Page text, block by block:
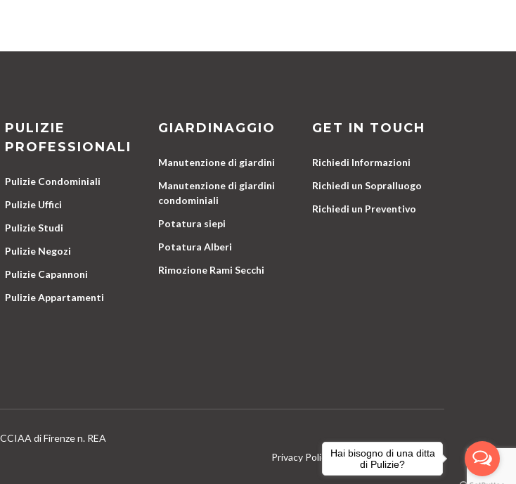
PULIZIE
PROFESSIONALI
Pulizie Condominiali
Pulizie Uffici
Pulizie Studi
Pulizie Negozi
Pulizie Capannoni
Pulizie Appartamenti
GIARDINAGGIO
Manutenzione di giardini
Manutenzione di giardini
condominiali
Potatura siepi
Potatura Alberi
Rimozione Rami Secchi
GET IN TOUCH
Richiedi Informazioni
Richiedi un Sopralluogo
Richiedi un Preventivo
di Firenze n. REA
Privacy Policy Terms & Conditions
Hai bisogno di una ditta
di Pulizie?